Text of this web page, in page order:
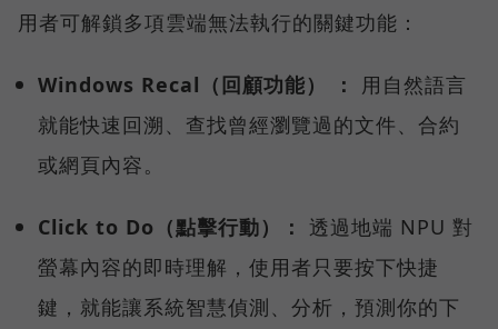
用者可解鎖多項雲端無法執行的關鍵功能：
Windows Recal（回顧功能） ：
用自然語言
就能快速回溯、查找曾經瀏覽過的文件、合約
或網頁內容。
Click to Do（點擊行動）： 透過地端 NPU 對
螢幕內容的即時理解，使用者只要按下快捷
鍵，就能讓系統智慧偵測、分析，預測你的下